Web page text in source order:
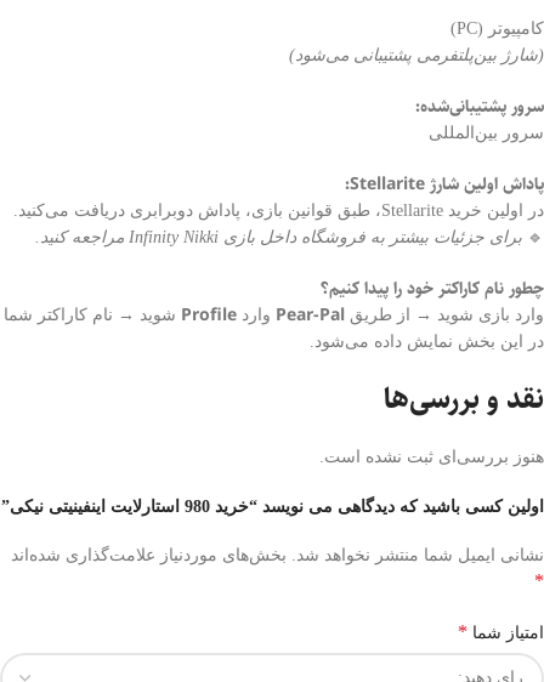
کامپیوتر (PC)
(شارژ بین‌پلتفرمی پشتیبانی می‌شود)
سرور پشتیبانی‌شده:
سرور بین‌المللی
پاداش اولین شارژ Stellarite:
در اولین خرید Stellarite، طبق قوانین بازی، پاداش دوبرابری دریافت می‌کنید.
🔹 برای جزئیات بیشتر به فروشگاه داخل بازی Infinity Nikki مراجعه کنید.
چطور نام کاراکتر خود را پیدا کنیم؟
وارد بازی شوید → از طریق Pear-Pal وارد Profile شوید → نام کاراکتر شما
در این بخش نمایش داده می‌شود.
نقد و بررسی‌ها
هنوز بررسی‌ای ثبت نشده است.
اولین کسی باشید که دیدگاهی می نویسد “خرید 980 استارلایت اینفینیتی نیکی”
نشانی ایمیل شما منتشر نخواهد شد. بخش‌های موردنیاز علامت‌گذاری شده‌اند
*
امتیاز شما *